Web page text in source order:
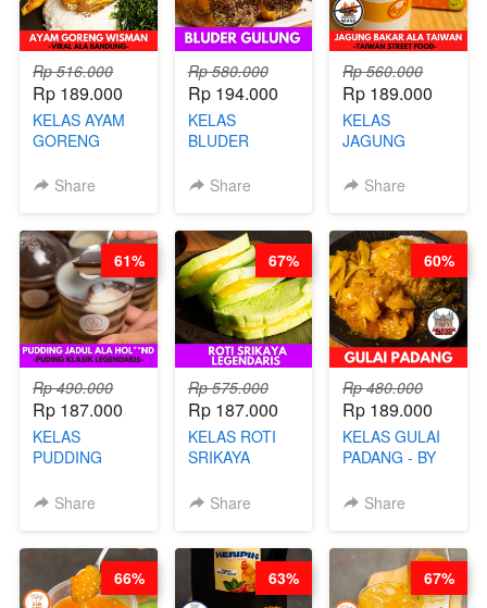
Rp 516.000
Rp 189.000
KELAS AYAM
GORENG
VIRAL ALA
STEPHANIE
Share
Rp 580.000
Rp 194.000
KELAS
BLUDER
CHEF DITA
Share
Rp 560.000
Rp 189.000
KELAS
JAGUNG
TAIWAN -
FOOD- BY
CHEF
STEPHANIE
Share
Rp 490.000
Rp 187.000
KELAS
PUDDING
HOL**ND -
LEGENDARIS -
BY CHEF DITA
Share
61%
Rp 575.000
Rp 187.000
KELAS ROTI
SRIKAYA
BY CHEF DITA
Share
67%
Rp 480.000
Rp 189.000
KELAS GULAI
PADANG - BY
NADIA
Share
60%
66% 63% 67%